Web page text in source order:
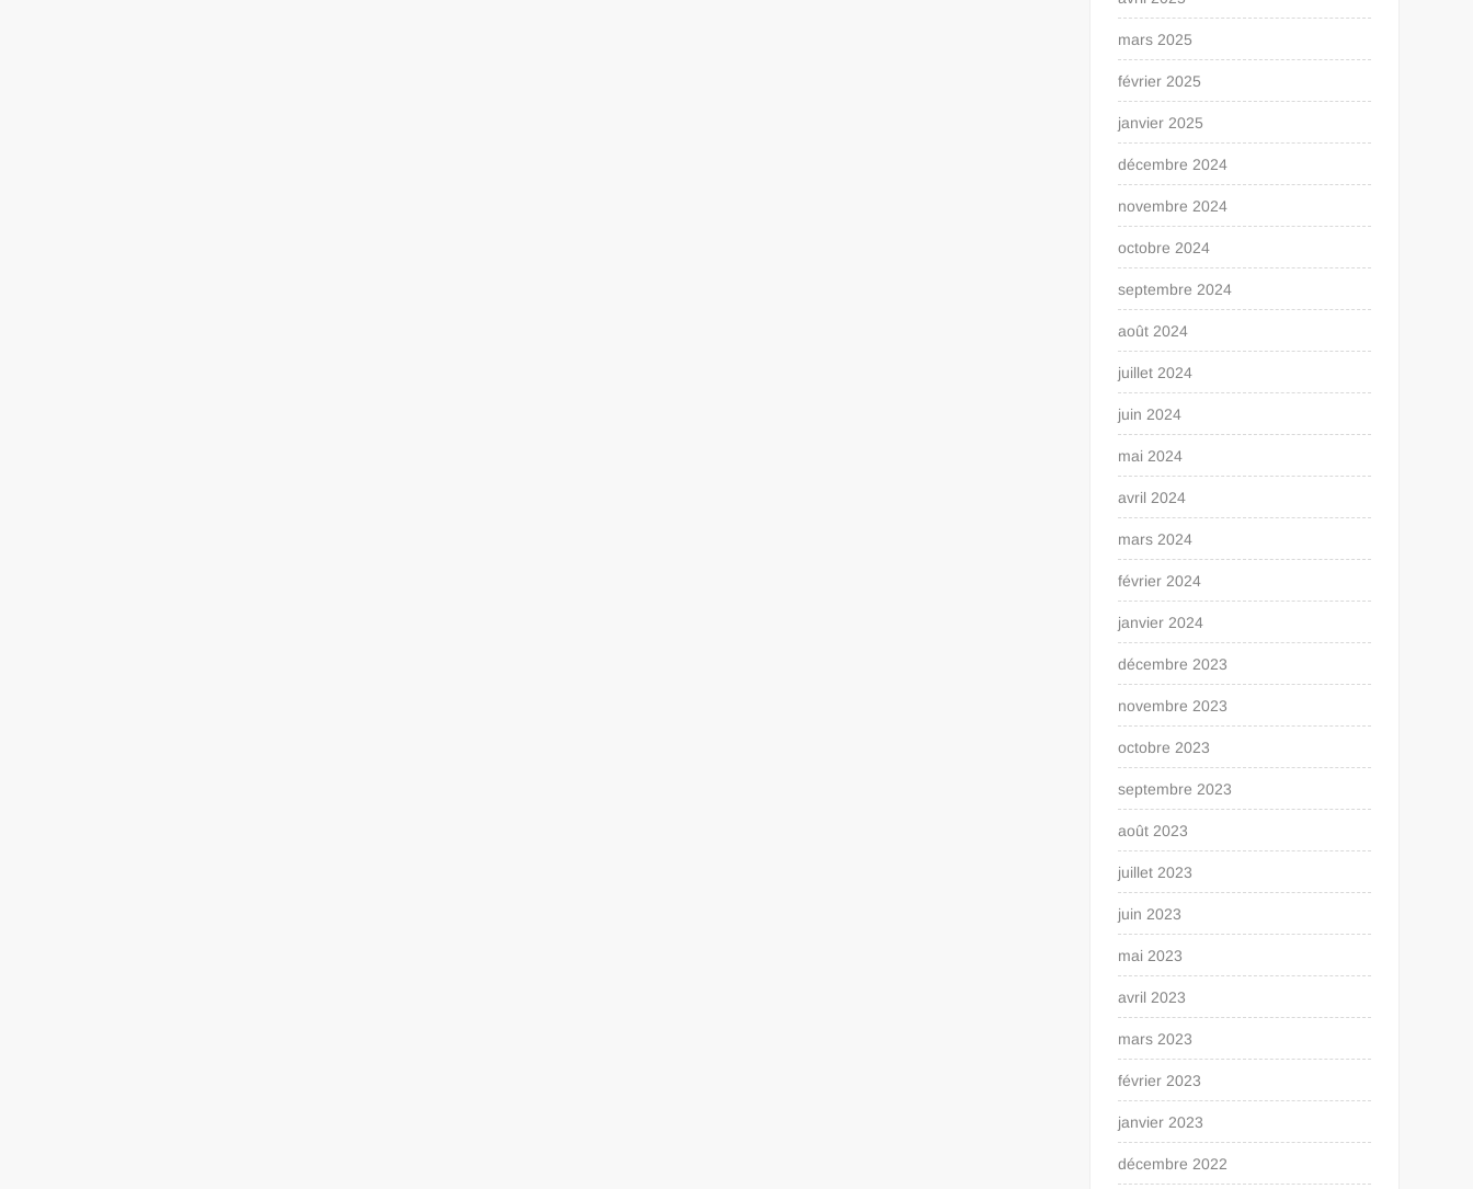
mars 2025
février 2025
janvier 2025
décembre 2024
novembre 2024
octobre 2024
septembre 2024
août 2024
juillet 2024
juin 2024
mai 2024
avril 2024
mars 2024
février 2024
janvier 2024
décembre 2023
novembre 2023
octobre 2023
septembre 2023
août 2023
juillet 2023
juin 2023
mai 2023
avril 2023
mars 2023
février 2023
janvier 2023
décembre 2022